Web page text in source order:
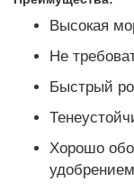
Высокая
Не
Быстрый
Хорошо